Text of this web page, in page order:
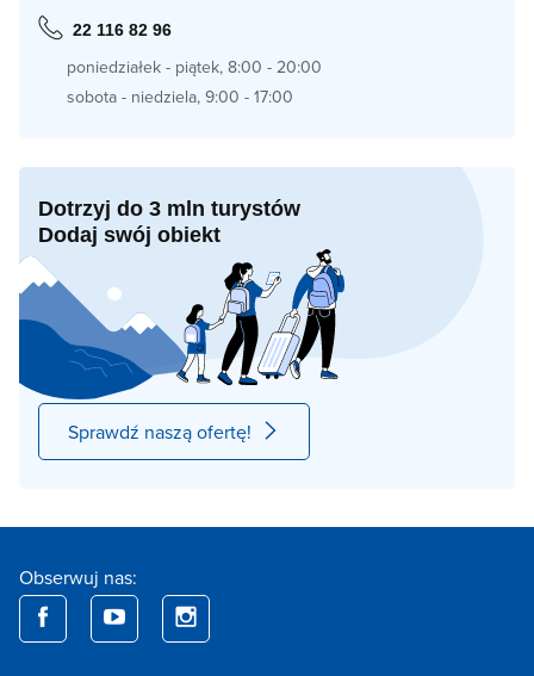
22 116 82 96
poniedziałek - piątek, 8:00 - 20:00
sobota - niedziela, 9:00 - 17:00
Dotrzyj do 3 mln turystów
Dodaj swój obiekt
Sprawdź naszą ofertę!
Obserwuj nas: